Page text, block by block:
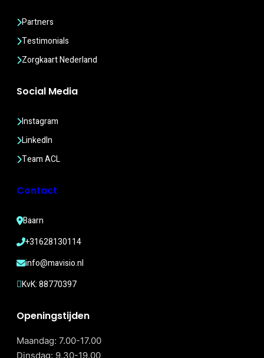
Partners
Testimonials
Zorgkaart Nederland
Social Media
Instagram
LinkedIn
Team ACL
Contact
Baarn
+31628130114
info@mavisio.nl
KvK: 88770397
Openingstijden
Maandag: 7.00-17.00
Dinsdag: 9.30-19.00